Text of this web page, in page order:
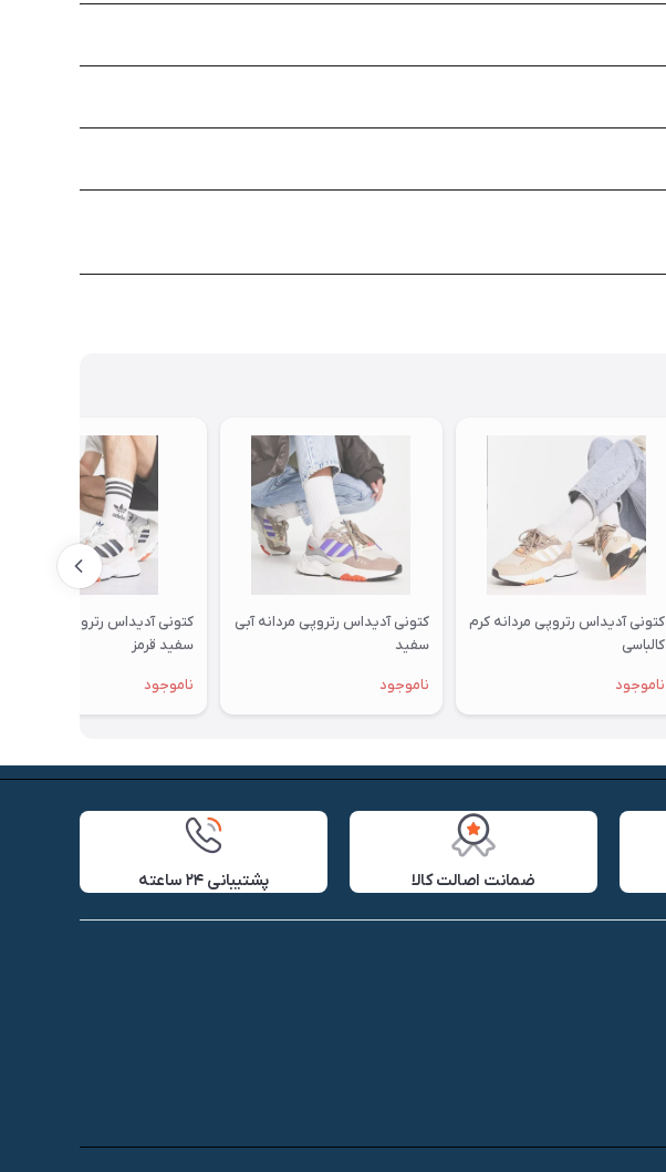
کتونی آدیداس رتروپی مردانه کرم
کالباسی
ناموجود
کتونی آدیداس رتروپی مردانه آبی
سفید
ناموجود
کتونی آدیداس رتروپی مردانه
سفید قرمز
ناموجود
ضمانت اصالت کالا پشتیبانی ۲۴ ساعته